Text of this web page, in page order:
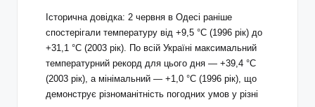
Історична довідка: 2 червня в Одесі раніше
спостерігали температуру від +9,5 °С (1996 рік) до
+31,1 °С (2003 рік). По всій Україні максимальний
температурний рекорд для цього дня — +39,4 °С
(2003 рік), а мінімальний — +1,0 °С (1996 рік), що
демонструє різноманітність погодних умов у різні